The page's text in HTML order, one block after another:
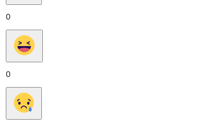
0
0